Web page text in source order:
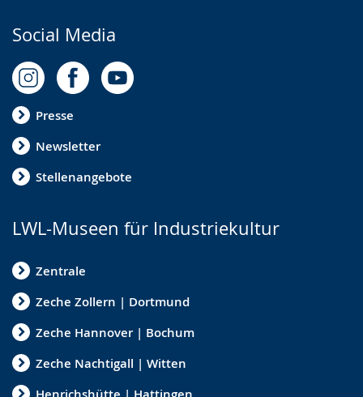
Social Media
Presse
Newsletter
Stellenangebote
LWL-Museen für Industriekultur
Zentrale
Zeche Zollern | Dortmund
Zeche Hannover | Bochum
Zeche Nachtigall | Witten